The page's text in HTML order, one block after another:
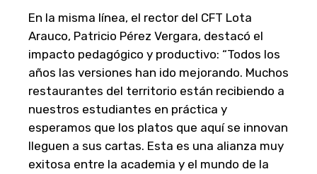
En la misma línea, el rector del CFT Lota
Arauco, Patricio Pérez Vergara, destacó el
impacto pedagógico y productivo: “Todos los
años las versiones han ido mejorando. Muchos
restaurantes del territorio están recibiendo a
nuestros estudiantes en práctica y
esperamos que los platos que aquí se innovan
lleguen a sus cartas. Esta es una alianza muy
exitosa entre la academia y el mundo de la